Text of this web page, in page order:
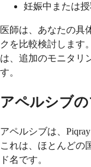
妊娠中または授
医師は、あなたの具
クを比較検討します
は、追加のモニタリ
す。
アペルシブ
アペルシブは、
これは、ほとんどの
ド名です。